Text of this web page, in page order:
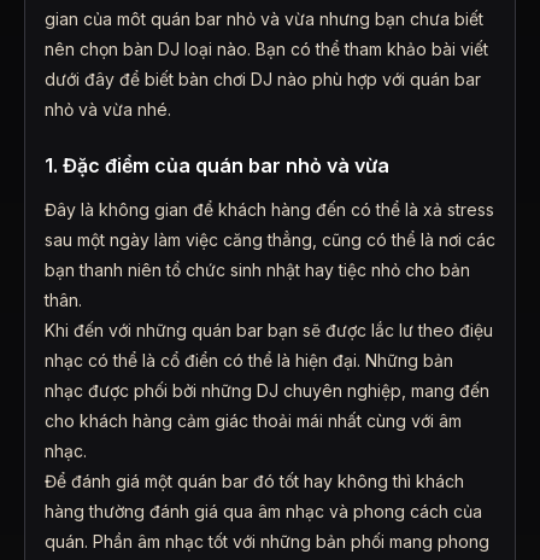
gian của môt quán bar nhỏ và vừa nhưng bạn chưa biết
nên chọn bàn DJ loại nào. Bạn có thể tham khảo bài viết
dưới đây để biết bàn chơi DJ nào phù hợp với quán bar
nhỏ và vừa nhé.
1. Đặc điểm của quán bar nhỏ và vừa
Đây là không gian để khách hàng đến có thể là xả stress
sau một ngày làm việc căng thẳng, cũng có thể là nơi các
bạn thanh niên tổ chức sinh nhật hay tiệc nhỏ cho bản
thân.
Khi đến với những quán bar bạn sẽ được lắc lư theo điệu
nhạc có thể là cổ điển có thể là hiện đại. Những bản
nhạc được phối bởi những DJ chuyên nghiệp, mang đến
cho khách hàng cảm giác thoải mái nhất cùng với âm
nhạc.
Để đánh giá một quán bar đó tốt hay không thì khách
hàng thường đánh giá qua âm nhạc và phong cách của
quán. Phần âm nhạc tốt với những bản phối mang phong